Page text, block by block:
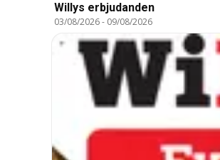
Willys erbjudanden
03/08/2026- 09/08/2026